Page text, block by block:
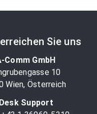
Sie uns
Comm GmbH
10
Wien, Österreich
Support